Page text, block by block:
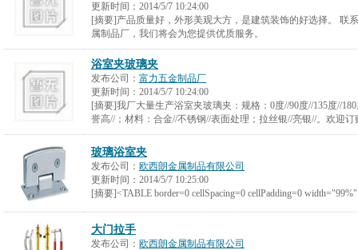
更新时间： 2014/5/7 10:24:00
[摘要]产品质量好，外形美观大方，是建筑装饰的好选择。
属制品厂，我们将会为您提供优质服务。
浴室夹玻璃夹
发布公司： 富力五金制品厂
更新时间： 2014/5/7 10:24:00
[摘要]我厂大量生产浴室夹玻璃夹：规格：0度//90度//135度//
誉高//；材料：合金//不锈钢//表面处理；拉丝银//亮银//。欢迎订
玻璃浴室夹
发布公司： 欧西朗金属制品有限公司
更新时间： 2014/5/7 10:25:00
[摘要]<TABLE border=0 cellSpacing=0 cellPadding=0
大门拉手
发布公司： 欧西朗金属制品有限公司